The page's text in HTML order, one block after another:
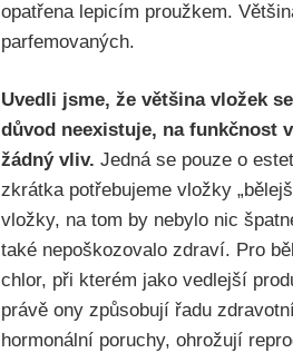
opatřena lepicím proužkem.
parfemovaných.
Uvedli jsme, že většina vložek
důvod neexistuje, na funkčnost
žádný vliv. Jedná se pouze o
zkrátka potřebujeme vložky
vložky, na tom by nebylo nic
také nepoškozovalo zdraví. Pro
chlor, při kterém jako vedlejší
právě ony způsobují řadu
hormonální poruchy, ohrožují